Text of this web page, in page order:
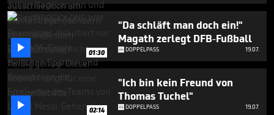
 01:30
"Da schläft man doch ein!"
Magath zerlegt DFB-Fußball
DOPPELPASS 19.07.
 02:14
"Ich bin kein Freund von
Thomas Tuchel"
DOPPELPASS 19.07.